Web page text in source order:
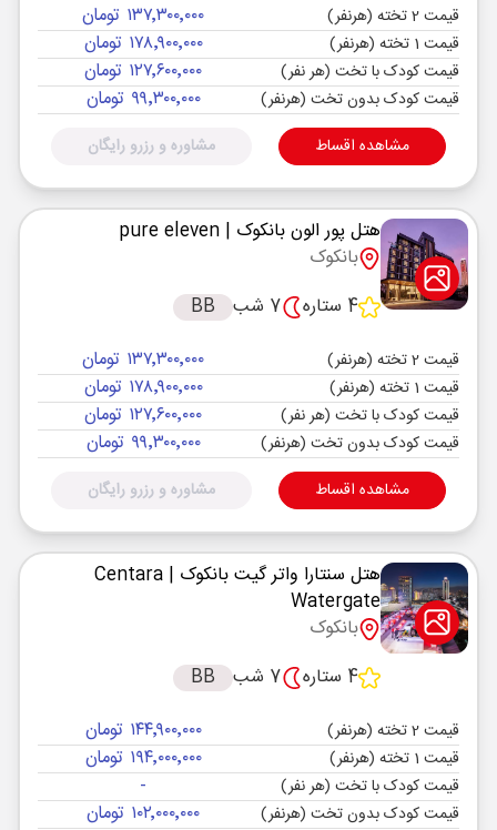
قیمت 2 تخته (هرنفر) ۱۳۷٬۳۰۰٬۰۰۰ تومان
قیمت 1 تخته (هرنفر) ۱۷۸٬۹۰۰٬۰۰۰ تومان
قیمت کودک با تخت (هر نفر) ۱۲۷٬۶۰۰٬۰۰۰ تومان
قیمت کودک بدون تخت (هرنفر) ۹۹٬۳۰۰٬۰۰۰ تومان
مشاهده اقساط مشاوره و رزرو رایگان
هتل پور الون بانکوک | pure eleven
بانکوک
4 ستاره
7 شب BB
قیمت 2 تخته (هرنفر) ۱۳۷٬۳۰۰٬۰۰۰ تومان
قیمت 1 تخته (هرنفر) ۱۷۸٬۹۰۰٬۰۰۰ تومان
قیمت کودک با تخت (هر نفر) ۱۲۷٬۶۰۰٬۰۰۰ تومان
قیمت کودک بدون تخت (هرنفر) ۹۹٬۳۰۰٬۰۰۰ تومان
مشاهده اقساط مشاوره و رزرو رایگان
هتل سنتارا واتر گیت بانکوک
| Centara
Watergate
بانکوک
4 ستاره
7 شب BB
قیمت 2 تخته (هرنفر) ۱۴۴٬۹۰۰٬۰۰۰ تومان
قیمت 1 تخته (هرنفر) ۱۹۴٬۰۰۰٬۰۰۰ تومان
قیمت کودک با تخت (هر نفر) -
قیمت کودک بدون تخت (هرنفر) ۱۰۲٬۰۰۰٬۰۰۰ تومان